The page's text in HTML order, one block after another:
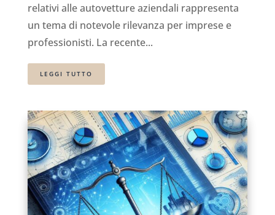
relativi alle autovetture aziendali rappresenta
un tema di notevole rilevanza per imprese e
professionisti. La recente...
LEGGI TUTTO